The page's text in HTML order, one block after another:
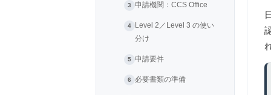
申請機関：CCS Office
Level 2／Level 3 の使い
分け
申請要件
必要書類の準備